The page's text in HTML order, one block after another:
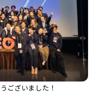
ございました！